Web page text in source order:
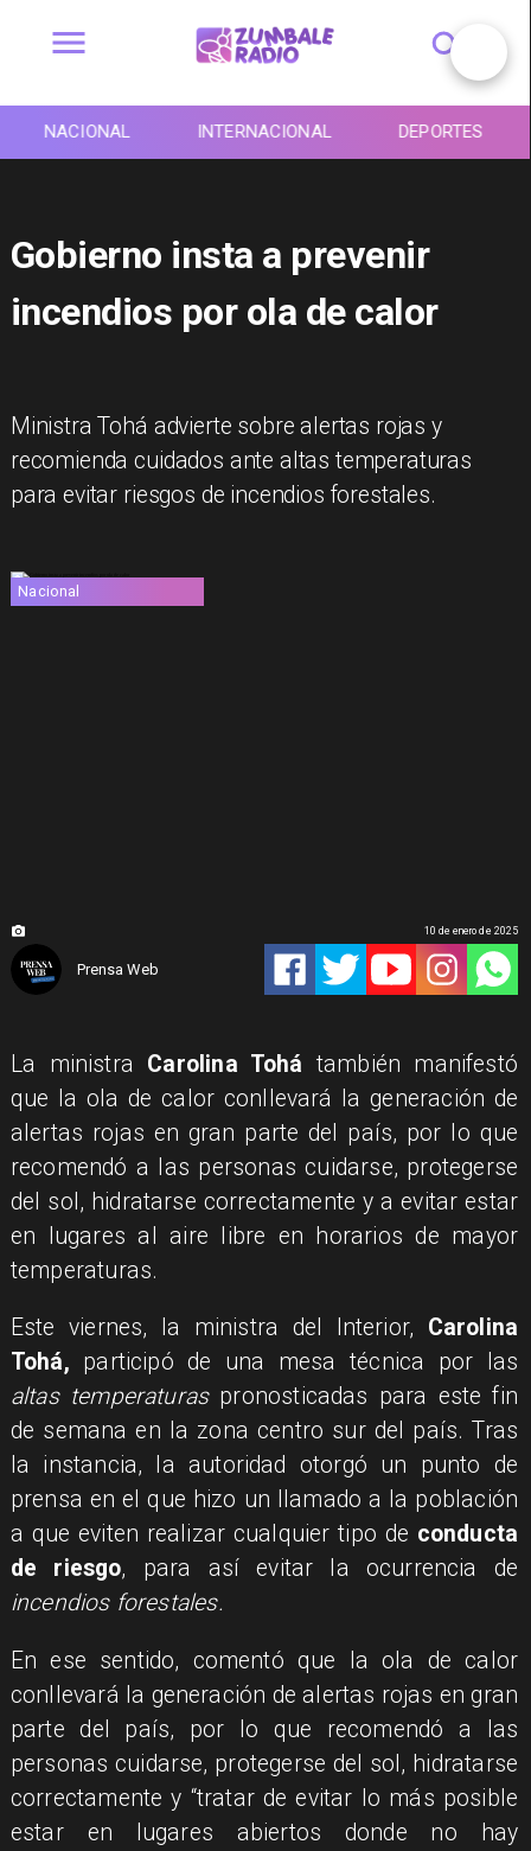
NACIONAL INTERNACIONAL DEPORTES
Gobierno insta a prevenir
incendios por ola de calor
Ministra Tohá advierte sobre alertas rojas y
recomienda cuidados ante altas temperaturas
para evitar riesgos de incendios forestales.
Nacional
Prensa Web
10 de enero de 2025
La ministra Carolina Tohá también manifestó
que la ola de calor conllevará la generación de
alertas rojas en gran parte del país, por lo que
recomendó a las personas cuidarse, protegerse
del sol, hidratarse correctamente y a evitar estar
en lugares al aire libre en horarios de mayor
temperaturas.
Este viernes, la ministra del Interior, Carolina
Tohá, participó de una mesa técnica por las
altas temperaturaspronosticadas para este fin
de semana en la zona centro sur del país. Tras
la instancia, la autoridad otorgó un punto de
prensa en el que hizo un llamado a la población
a que eviten realizar cualquier tipo de conducta
de riesgo, para así evitar la ocurrencia de
incendios forestales.
En ese sentido, comentó que la ola de calor
conllevará la generación de alertas rojas en gran
parte del país, por lo que recomendó a las
personas cuidarse, protegerse del sol, hidratarse
correctamente y “tratar de evitar lo más posible
estar en lugares abiertos donde no hay